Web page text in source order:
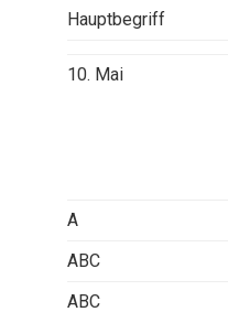
Hauptbegriff
10. Mai
A
ABC
ABC